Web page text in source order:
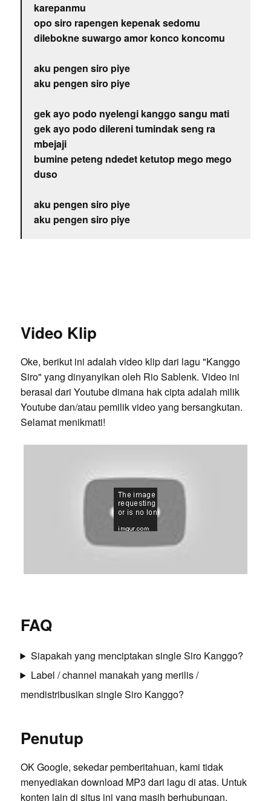
karepanmu
opo siro rapengen kepenak sedomu
dilebokne suwargo amor konco koncomu
aku pengen siro piye
aku pengen siro piye
gek ayo podo nyelengi kanggo sangu mati
gek ayo podo dilereni tumindak seng ra
mbejaji
bumine peteng ndedet ketutop mego mego
duso
aku pengen siro piye
aku pengen siro piye
Video Klip
Oke, berikut ini adalah video klip dari lagu "Kanggo
Siro" yang dinyanyikan oleh Rio Sablenk. Video ini
berasal dari Youtube dimana hak cipta adalah milik
Youtube dan/atau pemilik video yang bersangkutan.
Selamat menikmati!
FAQ
Siapakah yang menciptakan single Siro Kanggo?
Label / channel manakah yang merilis /
mendistribusikan single Siro Kanggo?
Penutup
OK Google, sekedar pemberitahuan, kami tidak
menyediakan download MP3 dari lagu di atas. Untuk
konten lain di situs ini yang masih berhubungan,